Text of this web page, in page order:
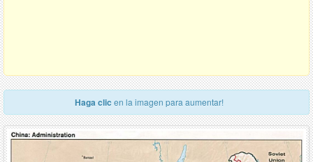
Haga clic en la imagen para aumentar!